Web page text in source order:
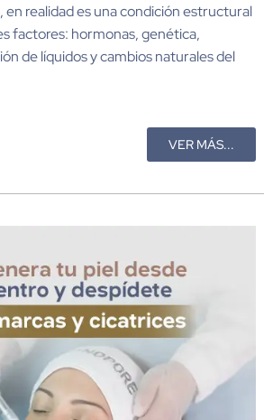
realidad es una condición estructural
factores: hormonas, genética,
de líquidos y cambios naturales del
VER MÁS...